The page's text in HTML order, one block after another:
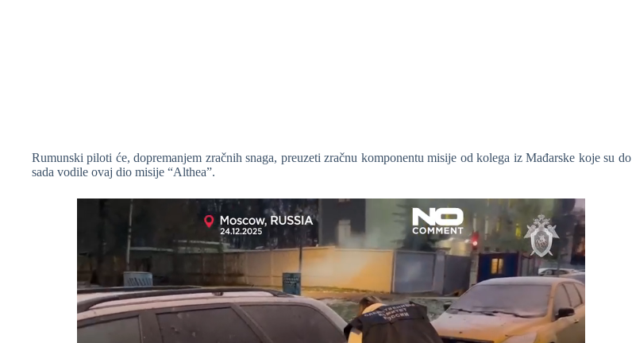
Rumunski piloti će, dopremanjem zračnih snaga, preuzeti zračnu komponentu misije od kolega iz Mađarske koje su do
sada vodile ovaj dio misije “Althea”.